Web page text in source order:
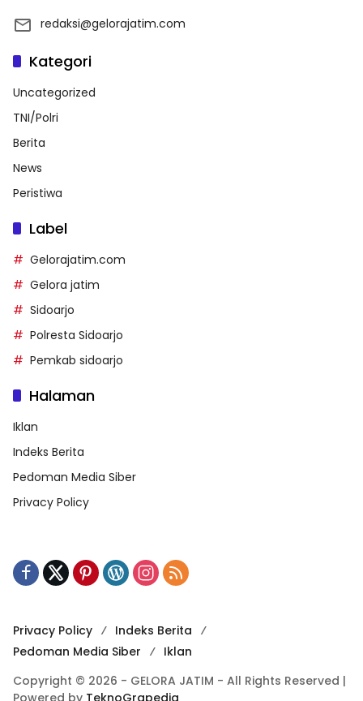
redaksi@gelorajatim.com
Kategori
Uncategorized
TNI/Polri
Berita
News
Peristiwa
Label
Gelorajatim.com
Gelora jatim
Sidoarjo
Polresta Sidoarjo
Pemkab sidoarjo
Halaman
Iklan
Indeks Berita
Pedoman Media Siber
Privacy Policy
Privacy Policy
Indeks Berita
Pedoman Media Siber
Iklan
Copyright © 2026 - GELORA JATIM - All Rights Reserved |
Powered by TeknoGrapedia